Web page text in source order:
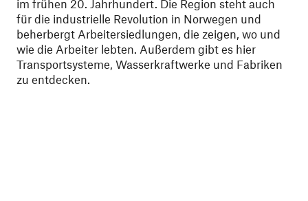
im frühen 20. Jahrhundert. Die Region steht auch
für die industrielle Revolution in Norwegen und
beherbergt Arbeitersiedlungen, die zeigen, wo und
wie die Arbeiter lebten. Außerdem gibt es hier
Transportsysteme, Wasserkraftwerke und Fabriken
zu entdecken.